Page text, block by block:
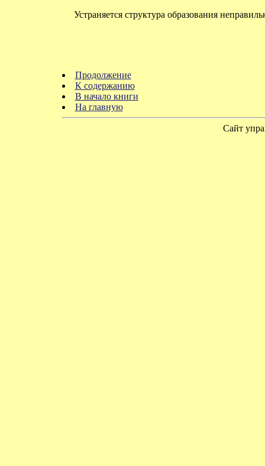
Устраняется структура образования
Продолжение
К содержанию
В начало книги
На главную
Сайт